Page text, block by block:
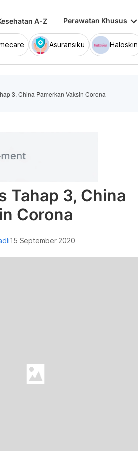
A-Z Perawatan Khusus keyboard_arrow_down
Asuransiku Haloskin
3, China Pamerkan Vaksin Corona
Tahap 3, China
Corona
15 September 2020